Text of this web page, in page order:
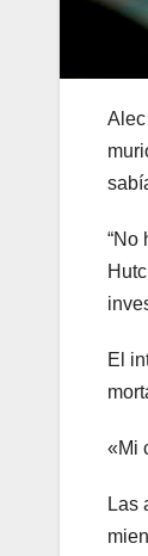
Alec
“No
El
«Mi
Las